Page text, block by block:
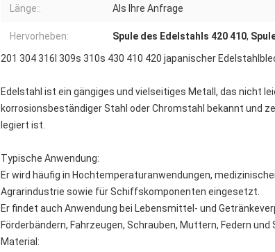
Länge:: Als Ihre Anfrage
Hervorheben: Spule des Edelstahls 420 410,
201 304 316l 309s 310s 430 410 420 japanischer
Edelstahl ist ein gängiges und vielseitiges Metall, das nicht
korrosionsbeständiger Stahl oder Chromstahl bekannt und
legiert ist.
Typische Anwendung:
Er wird häufig in Hochtemperaturanwendungen,
Agrarindustrie sowie für Schiffskomponenten eingesetzt.
Er findet auch Anwendung bei Lebensmittel- und
Förderbändern, Fahrzeugen, Schrauben, Muttern, Federn und
Material: